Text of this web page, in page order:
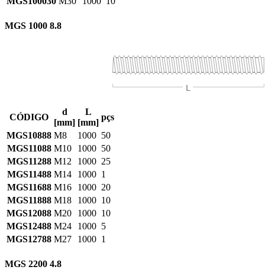
MGS 1000 8.8
CÓDIGO
d
[mm]
L
[mm]
pçs
MGS10888 M8 1000 50
MGS11088 M10 1000 50
MGS11288 M12 1000 25
MGS11488 M14 1000 1
MGS11688 M16 1000 20
MGS11888 M18 1000 10
MGS12088 M20 1000 10
MGS12488 M24 1000 5
MGS12788 M27 1000 1
MGS 2200 4.8